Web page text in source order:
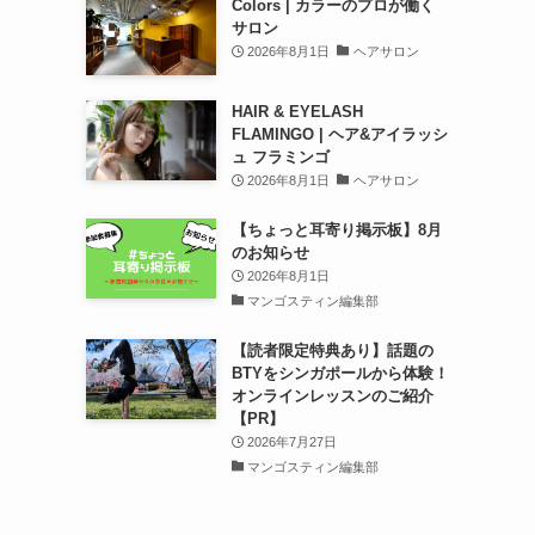
Colors | カラーのプロが働く
サロン
2026年8月1日 ヘアサロン
HAIR & EYELASH
FLAMINGO | ヘア&アイラッシ
ュ フラミンゴ
2026年8月1日 ヘアサロン
【ちょっと耳寄り掲示板】8月
のお知らせ
2026年8月1日
マンゴスティン編集部
【読者限定特典あり】話題の
BTYをシンガポールから体験！
オンラインレッスンのご紹介
【PR】
2026年7月27日
マンゴスティン編集部